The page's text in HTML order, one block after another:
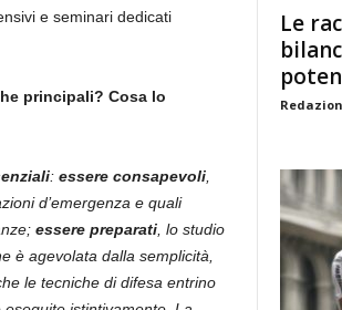
e seminari dedicati
principali? Cosa lo
: essere consapevoli,
d’emergenza e quali
essere preparati, lo studio
è agevolata dalla semplicità,
le tecniche di difesa entrino
Le